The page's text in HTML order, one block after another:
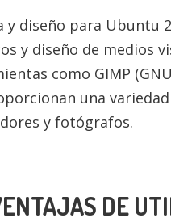
diseño para Ubuntu
y diseño de medios
como GIMP
una
y fotógrafos.
DE